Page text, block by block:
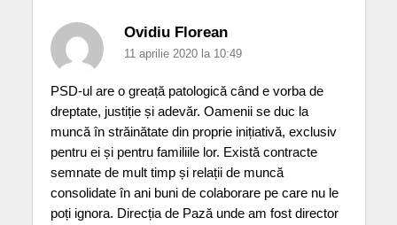
Ovidiu Florean
11 aprilie 2020 la 10:49
PSD-ul are o greață patologică când e vorba de
dreptate, justiție și adevăr. Oamenii se duc la
muncă în străinătate din proprie inițiativă, exclusiv
pentru ei și pentru familiile lor. Există contracte
semnate de mult timp și relații de muncă
consolidate în ani buni de colaborare pe care nu le
poți ignora. Direcția de Pază unde am fost director